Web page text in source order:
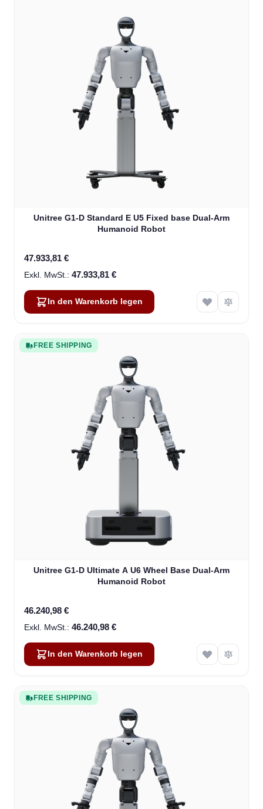
Unitree G1-D Standard E U5 Fixed base Dual-Arm
Humanoid Robot
47.933,81 €
47.933,81 €
In den Warenkorb legen
FREE SHIPPING
Unitree G1-D Ultimate A U6 Wheel Base Dual-Arm
Humanoid Robot
46.240,98 €
46.240,98 €
In den Warenkorb legen
FREE SHIPPING